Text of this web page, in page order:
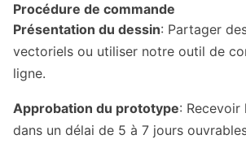
Procédure de commande
Présentation du dessin: Partager
vectoriels ou utiliser notre outil de
ligne.
Approbation du prototype: Recevoir
dans un délai de 5 à 7 jours